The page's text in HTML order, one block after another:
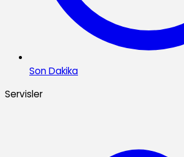
Son Dakika
Servisler